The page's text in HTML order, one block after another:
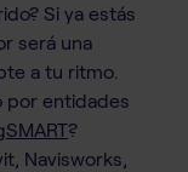
Si ya estás
será una
a tu ritmo.
por entidades
?
Navisworks,